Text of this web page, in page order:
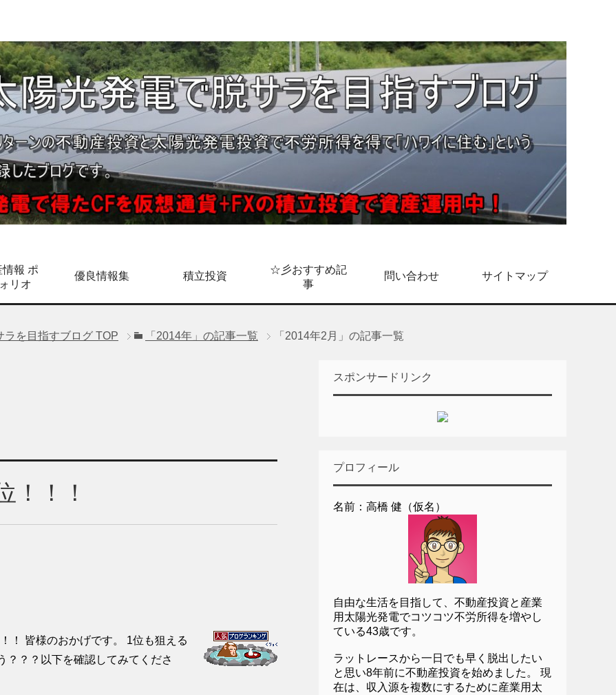
情報 ポ
リオ
優良情報集 積立投資
☆彡おすすめ記
事
問い合わせ サイトマップ
ラを目指すブログ TOP 「2014年」の記事一覧 「2014年2月」の記事一覧
！！！
！ 皆様のおかげです。 1位も狙える
？？？以下を確認してみてくださ
スポンサードリンク
プロフィール
名前：高橋 健（仮名）
自由な生活を目指して、不動産投資と産業
用太陽光発電でコツコツ不労所得を増やし
ている43歳です。
ラットレースから一日でも早く脱出したい
と思い8年前に不動産投資を始めました。 現
在は、収入源を複数にするために産業用太